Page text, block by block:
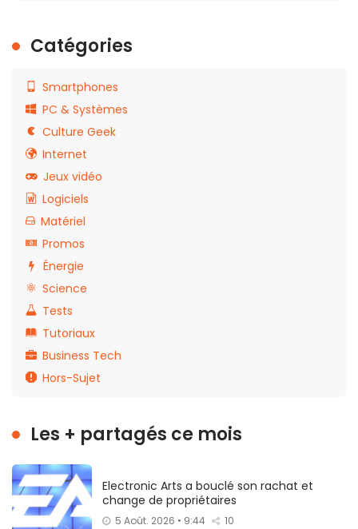
Catégories
Smartphones
PC & Systèmes
Culture Geek
Internet
Jeux vidéo
Logiciels
Matériel
Promos
Énergie
Science
Tests
Tutoriaux
Business Tech
Hors-Sujet
Les + partagés ce mois
Electronic Arts a bouclé son rachat et
change de propriétaires
5 Août. 2026 • 9:44 10